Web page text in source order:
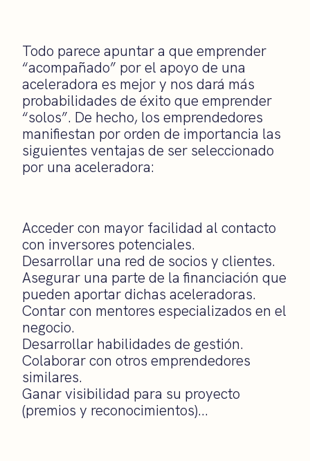
Todo parece apuntar a que emprender
“acompañado” por el apoyo de una
aceleradora es mejor y nos dará más
probabilidades de éxito que emprender
“solos”. De hecho, los emprendedores
manifiestan por orden de importancia las
siguientes ventajas de ser seleccionado
por una aceleradora:
Acceder con mayor facilidad al contacto
con inversores potenciales.
Desarrollar una red de socios y clientes.
Asegurar una parte de la financiación que
pueden aportar dichas aceleradoras.
Contar con mentores especializados en el
negocio.
Desarrollar habilidades de gestión.
Colaborar con otros emprendedores
similares.
Ganar visibilidad para su proyecto
(premios y reconocimientos)…